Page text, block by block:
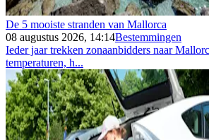
De 5 mooiste stranden van Mallorca
08 augustus 2026, 14:14Bestemmingen
Ieder jaar trekken zonaanbidders naar
temperaturen, h...